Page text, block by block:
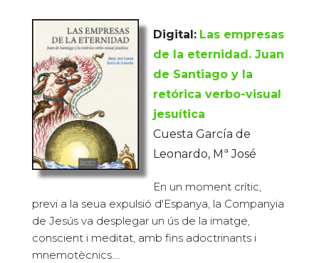
Digital: Las empresas
de la eternidad. Juan
de Santiago y la
retórica verbo-visual
jesuítica
Cuesta García de
Leonardo, Mª José
En un moment crític,
previ a la seua expulsió d'Espanya, la Companyia
de Jesús va desplegar un ús de la imatge,
conscient i meditat, amb fins adoctrinants i
mnemotècnics....